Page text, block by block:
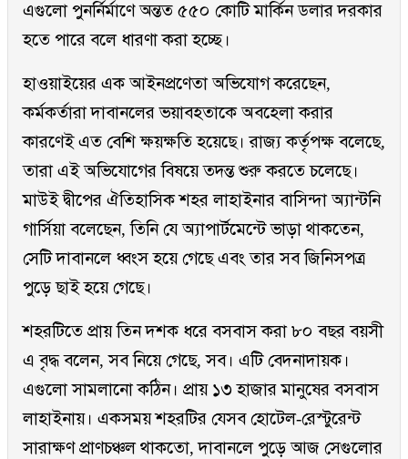
এগুলো পুনর্নির্মাণে অন্তত ৫৫০ কোটি মার্কিন ডলার দরকার
হতে পারে বলে ধারণা করা হচ্ছে।
হাওয়াইয়ের এক আইনপ্রণেতা অভিযোগ করেছেন,
কর্মকর্তারা দাবানলের ভয়াবহতাকে অবহেলা করার
কারণেই এত বেশি ক্ষয়ক্ষতি হয়েছে। রাজ্য কর্তৃপক্ষ বলেছে,
তারা এই অভিযোগের বিষয়ে তদন্ত শুরু করতে চলেছে।
মাউই দ্বীপের ঐতিহাসিক শহর লাহাইনার বাসিন্দা অ্যান্টনি
গার্সিয়া বলেছেন, তিনি যে অ্যাপার্টমেন্টে ভাড়া থাকতেন,
সেটি দাবানলে ধ্বংস হয়ে গেছে এবং তার সব জিনিসপত্র
পুড়ে ছাই হয়ে গেছে।
শহরটিতে প্রায় তিন দশক ধরে বসবাস করা ৮০ বছর বয়সী
এ বৃদ্ধ বলেন, সব নিয়ে গেছে, সব। এটি বেদনাদায়ক।
এগুলো সামলানো কঠিন। প্রায় ১৩ হাজার মানুষের বসবাস
লাহাইনায়। একসময় শহরটির যেসব হোটেল-রেস্টুরেন্ট
সারাক্ষণ প্রাণচঞ্চল থাকতো, দাবানলে পুড়ে আজ সেগুলোর